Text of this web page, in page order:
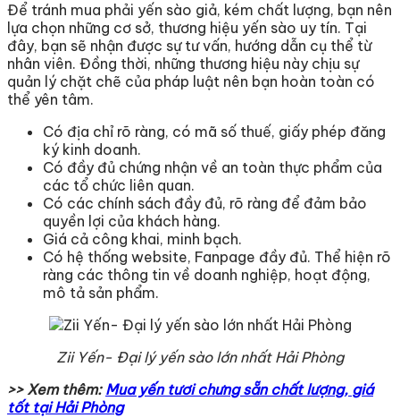
Để tránh mua phải yến sào giả, kém chất lượng, bạn nên
lựa chọn những cơ sở, thương hiệu yến sào uy tín. Tại
đây, bạn sẽ nhận được sự tư vấn, hướng dẫn cụ thể từ
nhân viên. Đồng thời, những thương hiệu này chịu sự
quản lý chặt chẽ của pháp luật nên bạn hoàn toàn có
thể yên tâm.
Có địa chỉ rõ ràng, có mã số thuế, giấy phép đăng
ký kinh doanh.
Có đầy đủ chứng nhận về an toàn thực phẩm của
các tổ chức liên quan.
Có các chính sách đầy đủ, rõ ràng để đảm bảo
quyền lợi của khách hàng.
Giá cả công khai, minh bạch.
Có hệ thống website, Fanpage đầy đủ. Thể hiện rõ
ràng các thông tin về doanh nghiệp, hoạt động,
mô tả sản phẩm.
Zii Yến- Đại lý yến sào lớn nhất Hải Phòng
>> Xem thêm: Mua yến tươi chưng sẵn chất lượng, giá
tốt tại Hải Phòng